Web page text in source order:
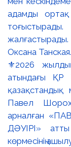
⚜️2026
атындағы ҚР
қазақстандық
Павел
арналған
ДӘУІРІ»
көрмесінің